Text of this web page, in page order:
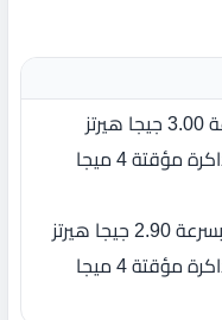
- معالج Intel Core i7-3540M بسرعة 3.00 جيجا هيرتز
(بسرعة تصل الي 3.70 جيجا هيرتز ، ذاكرة مؤقتة 4 ميجا
- معالج Intel® Core™ i7-3520M بسرعة 2.90 جيجا هيرتز
(بسرعة تصل الي 3.60 جيجا هيرتز ، ذاكرة مؤقتة 4 ميجا